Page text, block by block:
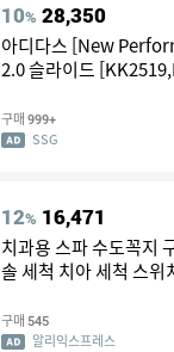
10% 28,350
아디다스 [New
2.0 슬라이드
구매 999+
SSG
12% 16,471
치과용 스파 수도꼭지
솔 세척 치아 세척 스위
구매 545
알리익스프레스